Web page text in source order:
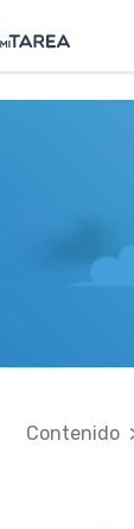
Contenido